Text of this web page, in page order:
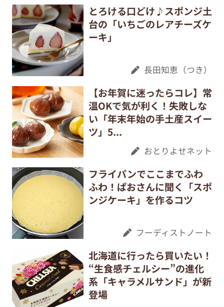
とろける口どけ♪スポンジ土
台の「いちごのレアチーズケ
ーキ」
長田知恵（つき）
【お年賀に迷ったらコレ】常
温OKで気が利く！失敗しな
い「年末年始の手土産スイー
ツ」5...
おとりよせネット
フライパンでここまでふわ
ふわ！ぱおさんに聞く「スポ
ンジケーキ」を作るコツ
フーディストノート
北海道に行ったら買いたい！
“生食感チェルシー”の進化
系「キャラメルサンド」が新
登場